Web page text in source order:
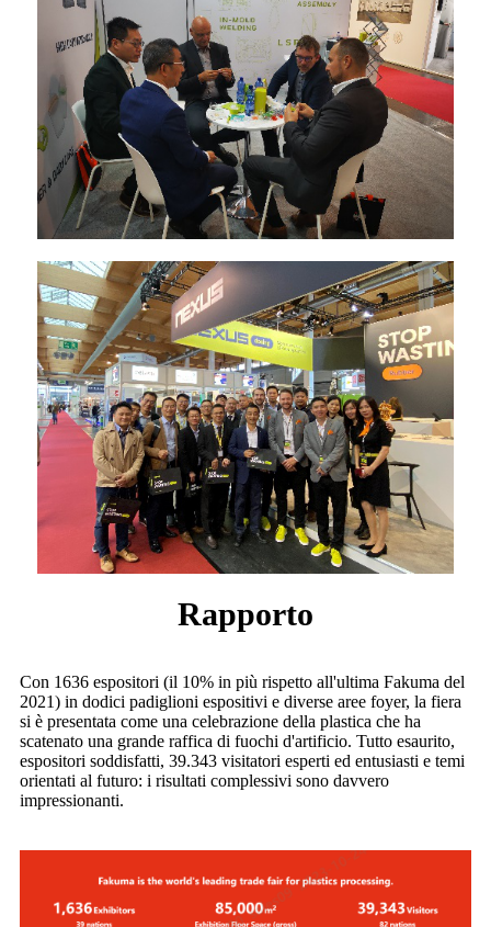
Rapporto
Con 1636 espositori (il 10% in più rispetto all'ultima Fakuma del
2021) in dodici padiglioni espositivi e diverse aree foyer, la fiera
si è presentata come una celebrazione della plastica che ha
scatenato una grande raffica di fuochi d'artificio. Tutto esaurito,
espositori soddisfatti, 39.343 visitatori esperti ed entusiasti e temi
orientati al futuro: i risultati complessivi sono davvero
impressionanti.